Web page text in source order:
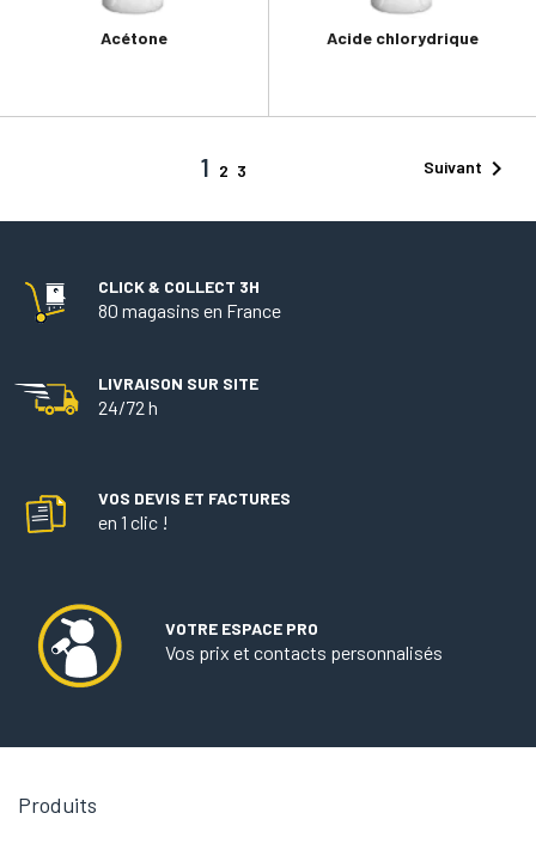
Acétone Acide chlorydrique
1 2 3 Suivant 
CLICK & COLLECT 3H
80 magasins en France
LIVRAISON SUR SITE
24/72 h
VOS DEVIS ET FACTURES
en 1 clic !
VOTRE ESPACE PRO
Vos prix et contacts personnalisés
Produits